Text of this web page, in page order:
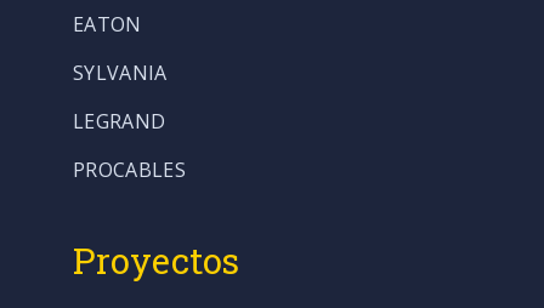
EATON
SYLVANIA
LEGRAND
PROCABLES
Proyectos